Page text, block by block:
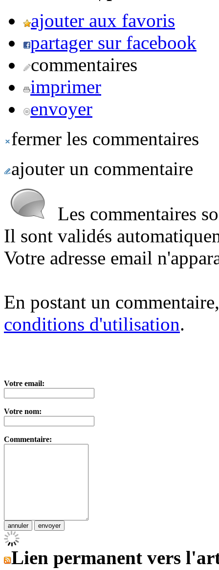
ajouter aux favoris
partager sur facebook
commentaires
imprimer
envoyer
fermer les commentaires
ajouter un commentaire
Les commentaires
Il sont validés
Votre adresse email
En postant un
conditions d'utilisation.
Votre email:
Votre nom:
Commentaire:
Lien permanent vers